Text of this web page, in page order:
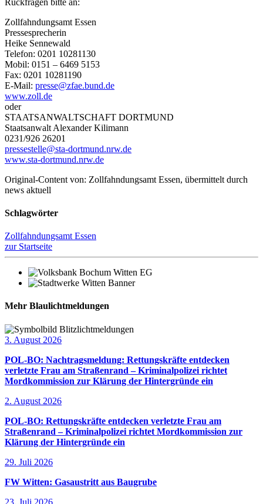
Zollfahndungsamt Essen
Pressesprecherin
Heike Sennewald
Telefon: 0201 10281130
Mobil: 0151 – 6469 5153
Fax: 0201 10281190
E-Mail: presse@zfae.bund.de
www.zoll.de
oder
STAATSANWALTSCHAFT DORTMUND
Staatsanwalt Alexander Kilimann
0231/926 26201
pressestelle@sta-dortmund.nrw.de
www.sta-dortmund.nrw.de
Original-Content von: Zollfahndungsamt Essen, übermittelt durch
news aktuell
Schlagwörter
Zollfahndungsamt Essen
zur Startseite
Mehr Blaulichtmeldungen
3. August 2026
POL-BO: Nachtragsmeldung: Rettungskräfte entdecken
verletzte Frau am Straßenrand – Kriminalpolizei richtet
Mordkommission zur Klärung der Hintergründe ein
2. August 2026
POL-BO: Rettungskräfte entdecken verletzte Frau am
Straßenrand – Kriminalpolizei richtet Mordkommission zur
Klärung der Hintergründe ein
29. Juli 2026
FW Witten: Gasaustritt aus Baugrube
23. Juli 2026